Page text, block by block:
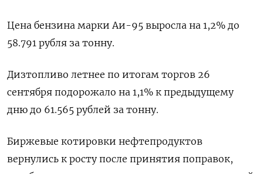
Цена бензина марки Аи-95 выросла на 1,2% до
58.791 рубля за тонну.
Дизтопливо летнее по итогам торгов 26
сентября подорожало на 1,1% к предыдущему
дню до 61.565 рублей за тонну.
Биржевые котировки нефтепродуктов
вернулись к росту после принятия поправок,